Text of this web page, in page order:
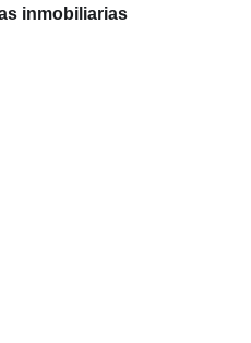
inmobiliarias